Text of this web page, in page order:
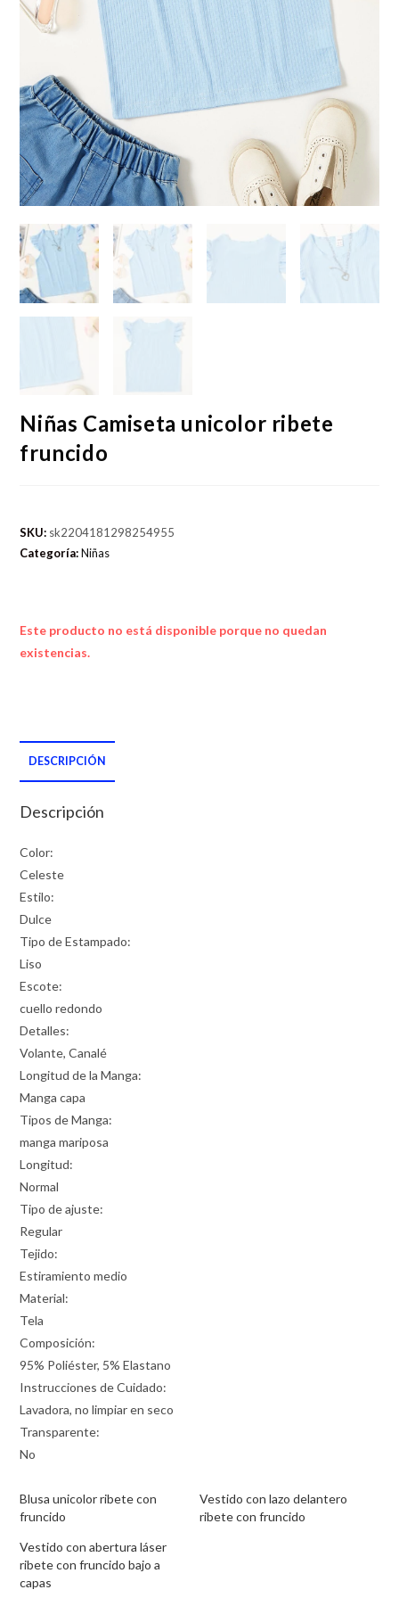
Niñas Camiseta unicolor ribete
fruncido
SKU: sk2204181298254955
Categoría:Niñas
Este producto no está disponible porque no quedan
existencias.
DESCRIPCIÓN
Descripción
Color:
Celeste
Estilo:
Dulce
Tipo de Estampado:
Liso
Escote:
cuello redondo
Detalles:
Volante, Canalé
Longitud de la Manga:
Manga capa
Tipos de Manga:
manga mariposa
Longitud:
Normal
Tipo de ajuste:
Regular
Tejido:
Estiramiento medio
Material:
Tela
Composición:
95% Poliéster, 5% Elastano
Instrucciones de Cuidado:
Lavadora, no limpiar en seco
Transparente:
No
Blusa unicolor ribete con
fruncido
Vestido con lazo delantero
ribete con fruncido
Vestido con abertura láser
ribete con fruncido bajo a
capas